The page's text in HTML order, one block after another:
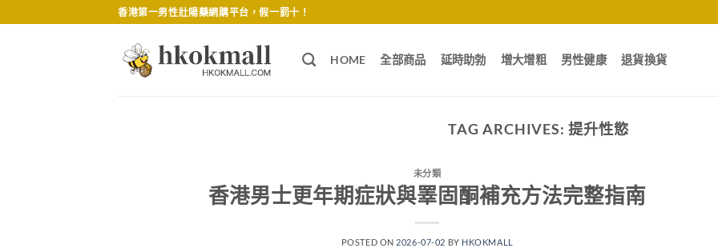
to
香港第一男性壯陽藥網購平台，假一罰十！
HOME 全部商品 延時助勃 增大增粗 男性健康 退貨換貨
TAG ARCHIVES:提升性慾
未分類
香港男士更年期症狀與睪固酮補充方法完整指南
POSTED ON 2026-07-02 BY HKOKMALL